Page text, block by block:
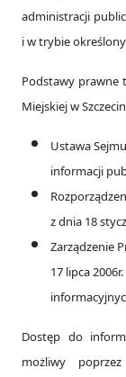
administracji
i w trybie
Podstawy prawne
Miejskiej w
Ustawa
informacji
z dnia 18
Zarządzenie
17 lipca
Dostęp do
możliwy